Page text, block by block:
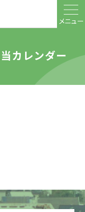
メニュー
カレンダー